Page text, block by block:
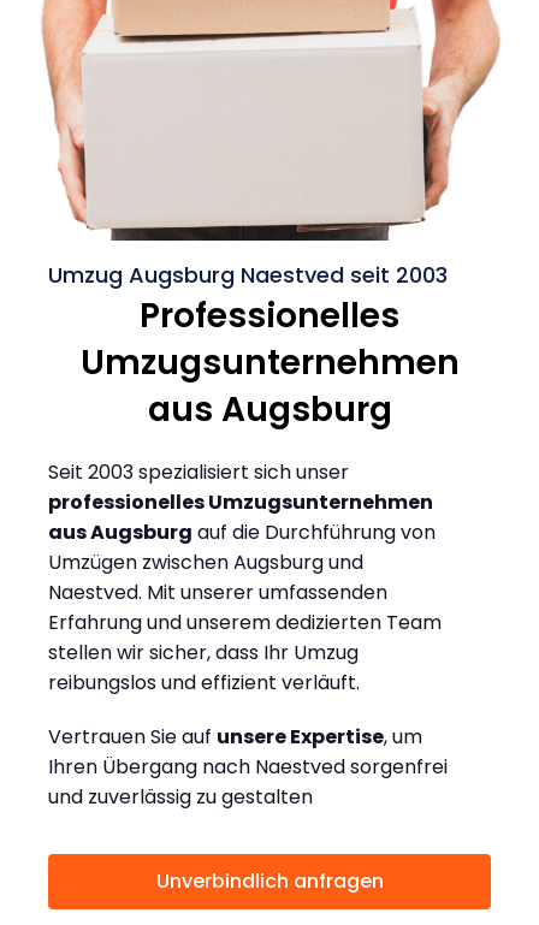
Umzug Augsburg Naestved seit 2003
Professionelles
Umzugsunternehmen
aus Augsburg
Seit 2003 spezialisiert sich unser
professionelles Umzugsunternehmen
aus Augsburg auf die Durchführung von
Umzügen zwischen Augsburg und
Naestved. Mit unserer umfassenden
Erfahrung und unserem dedizierten Team
stellen wir sicher, dass Ihr Umzug
reibungslos und effizient verläuft.
Vertrauen Sie auf unsere Expertise, um
Ihren Übergang nach Naestved sorgenfrei
und zuverlässig zu gestalten
Unverbindlich anfragen